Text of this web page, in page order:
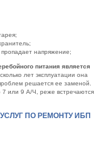
напряжение;
питания является
лет эксплуатации она
решается ее заменой.
7 или 9 А/Ч, реже встречаются
ПО РЕМОНТУ ИБП